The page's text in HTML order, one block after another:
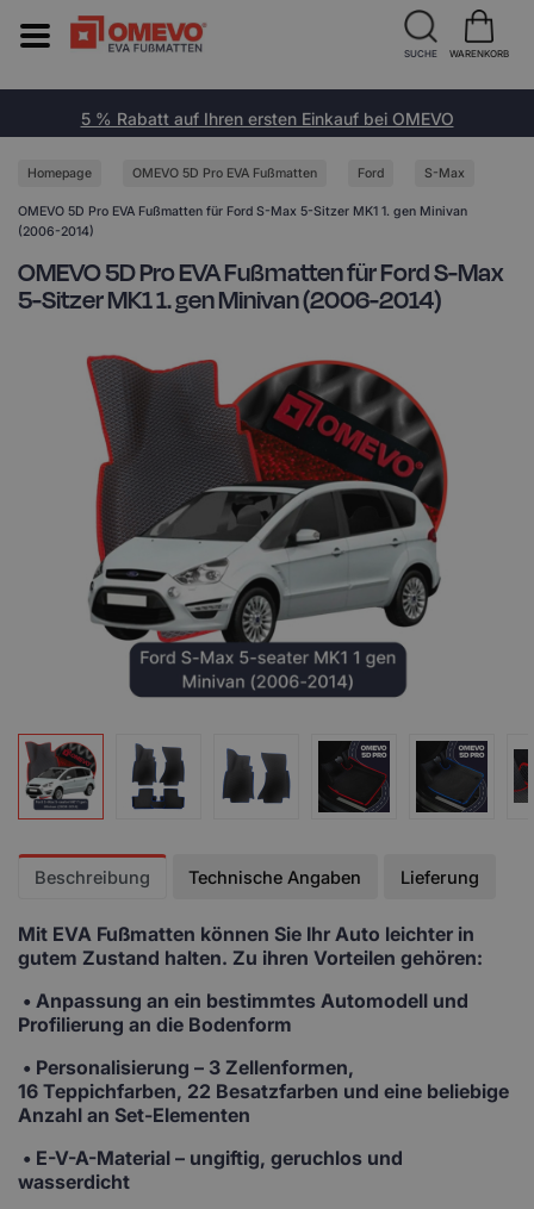
5 % Rabatt auf Ihren ersten Einkauf bei OMEVO
Homepage OMEVO 5D Pro EVA Fußmatten Ford S-Max
OMEVO 5D Pro EVA Fußmatten für Ford S-Max 5-Sitzer MK1 1. gen Minivan
(2006-2014)
OMEVO 5D Pro EVA Fußmatten für Ford S-Max
5-Sitzer MK1 1. gen Minivan (2006-2014)
Beschreibung Technische Angaben Lieferung
Mit EVA Fußmatten können Sie Ihr Auto leichter in
gutem Zustand halten. Zu ihren Vorteilen gehören:
• Anpassung an ein bestimmtes Automodell und
Profilierung an die Bodenform
• Personalisierung – 3 Zellenformen,
16 Teppichfarben, 22 Besatzfarben und eine beliebige
Anzahl an Set-Elementen
• E-V-A-Material – ungiftig, geruchlos und
wasserdicht
SUCHE WARENKORB